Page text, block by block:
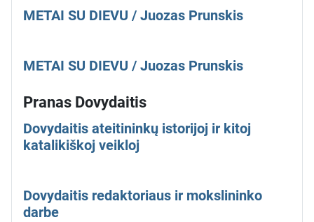
METAI SU DIEVU / Juozas Prunskis
METAI SU DIEVU / Juozas Prunskis
Pranas Dovydaitis
Dovydaitis ateitininkų istorijoj ir kitoj
katalikiškoj veikloj
Dovydaitis redaktoriaus ir mokslininko
darbe